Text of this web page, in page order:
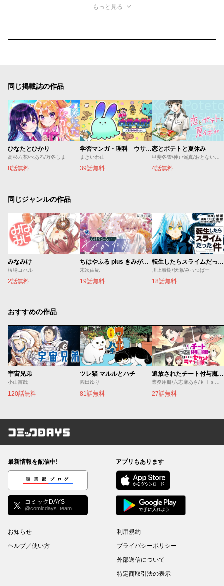
もっと見る
同じ掲載誌の作品
ひなたとひかり
高杉六花/べあろ/万冬しま
8話無料
学習マンガ・理科 ウサウサ！
まきいわ山
39話無料
恋とポテトと夏休み
4話無料
同じジャンルの作品
みなみけ
桜場コハル
2話無料
ちはやふる plus きみがため
末次由紀
19話無料
転生したらスライムだった件
川上泰樹/伏瀬/みっつばー
18話無料
おすすめの作品
宇宙兄弟
小山宙哉
120話無料
ツレ猫 マルルとハチ
園田ゆり
81話無料
追放されたチート付与魔術師は気ままなセカンドライフを謳歌する。 ～俺は武器だけじゃなく、あらゆるものに『強化ポイント』を付与できるし、俺の意思でいつでも効果を解除できるけど、残った人たち大丈夫？～
業務用餅/六志麻あさ/ｋｉｓｕｉ
27話無料
コミックDAYS
最新情報を配信中!
編集部ブログ
コミックDAYS
@comicdays_team
アプリもあります
お知らせ
ヘルプ／使い方
利用規約
プライバシーポリシー
外部送信について
特定商取引法の表示